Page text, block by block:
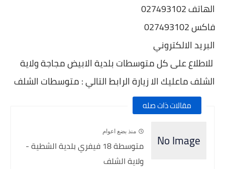
الهاتف 027493102
فاكس 027493102
البريد الالكتروني
للاطلاع على كل متوسطات بلدية الابيض مجاجة ولاية
الشلف ماعليك الا زيارة الرابط التالي : متوسطات الشلف
مقالات ذات صله
منذ بضع اعوام
متوسطة 18 فيفري بلدية الشطية -
ولاية الشلف